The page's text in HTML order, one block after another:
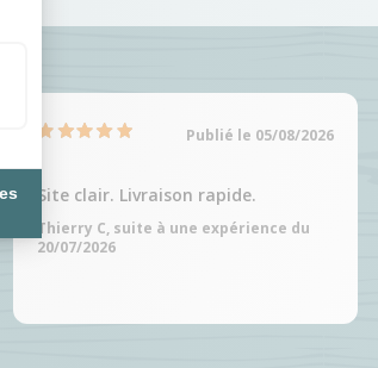
Publié le 05/08/2026
Site clair. Livraison rapide.
Thierry C, suite à une expérience du
20/07/2026